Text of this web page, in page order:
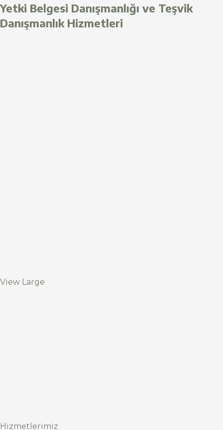
Yetki Belgesi Danışmanlığı ve Teşvik
Danışmanlık Hizmetleri
View Large
Hizmetlerimiz